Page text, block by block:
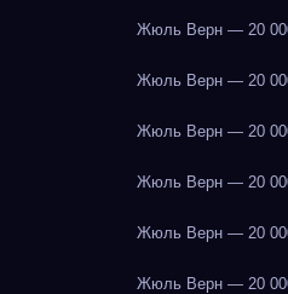
Жюль Верн — 20
Жюль Верн — 20
Жюль Верн — 20
Жюль Верн — 20
Жюль Верн — 20
Жюль Верн — 20